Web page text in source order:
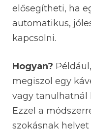
elősegítheti, ha
automatikus,
kapcsolni.
Hogyan?
megiszol egy
vagy tanulhatnál
Ezzel a
szokásnak